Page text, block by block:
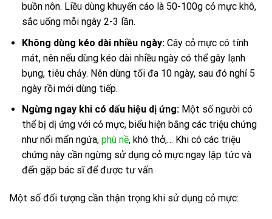
buồn nôn. Liều dùng khuyến cáo là 50-100g cỏ mực khô,
sắc uống mỗi ngày 2-3 lần.
Không dùng kéo dài nhiều ngày:Cây cỏ mực có tính
mát, nên nếu dùng kéo dài nhiều ngày có thể gây lạnh
bụng, tiêu chảy. Nên dùng tối đa 10 ngày, sau đó nghỉ 5
ngày rồi mới dùng tiếp.
Ngừng ngay khi có dấu hiệu dị ứng:Một số người có
thể bị dị ứng với cỏ mực, biểu hiện bằng các triệu chứng
như nổi mẩn ngứa, phù nề, khó thở,… Khi có các triệu
chứng này cần ngừng sử dụng cỏ mực ngay lập tức và
đến gặp bác sĩ để được tư vấn.
Một số đối tượng cần thận trọng khi sử dụng cỏ mực: